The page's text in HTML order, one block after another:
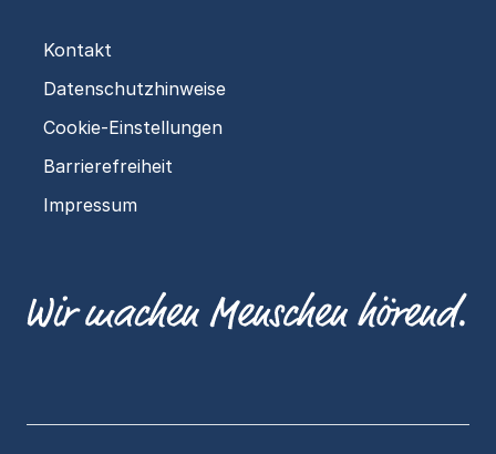
Kontakt
Datenschutzhinweise
Cookie-Einstellungen
Barrierefreiheit
Impressum